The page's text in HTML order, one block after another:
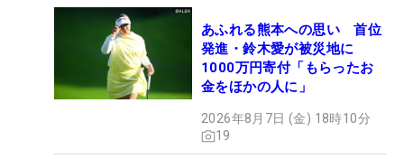
あふれる熊本への思い 首位
発進・鈴木愛が被災地に
1000万円寄付「もらったお
金をほかの人に」
2026年8月7日 (金) 18時10分
19